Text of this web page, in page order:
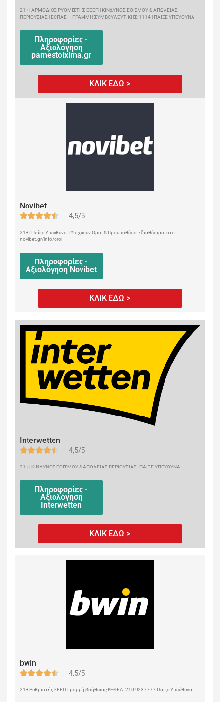
21+ | ΑΡΜΟΔΙΟΣ ΡΥΘΜΙΣΤΗΣ ΕΕΕΠ | ΚΙΝΔΥΝΟΣ ΕΘΙΣΜΟΥ & ΑΠΩΛΕΙΑΣ
ΠΕΡΙΟΥΣΙΑΣ | ΕΟΠΑΕ – ΓΡΑΜΜΗ ΣΥΜΒΟΥΛΕΥΤΙΚΗΣ: 1114 | ΠΑΙΞΕ ΥΠΕΥΘΥΝΑ
Πληροφορίες -
Αξιολόγηση
pamestoixima.gr
ΚΛΙΚ ΕΔΩ >
Novibet
4,5/5
21+ | Παίξε Υπεύθυνα. | *Ισχύουν Όροι & Προϋποθέσεις διαθέσιμοι στο
novibet.gr/info/oroi
Πληροφορίες -
Αξιολόγηση Novibet
ΚΛΙΚ ΕΔΩ >
Interwetten
4,5/5
21+ | ΚΙΝΔΥΝΟΣ ΕΘΙΣΜΟΥ & ΑΠΩΛΕΙΑΣ ΠΕΡΙΟΥΣΙΑΣ | ΠΑΙΞΕ ΥΠΕΥΘΥΝΑ
Πληροφορίες -
Αξιολόγηση
Interwetten
ΚΛΙΚ ΕΔΩ >
bwin
4,5/5
21+ Ρυθμιστής ΕΕΕΠ Γραμμή βοήθειας ΚΕΘΕΑ: 210 9237777 Παίξε Υπεύθυνα